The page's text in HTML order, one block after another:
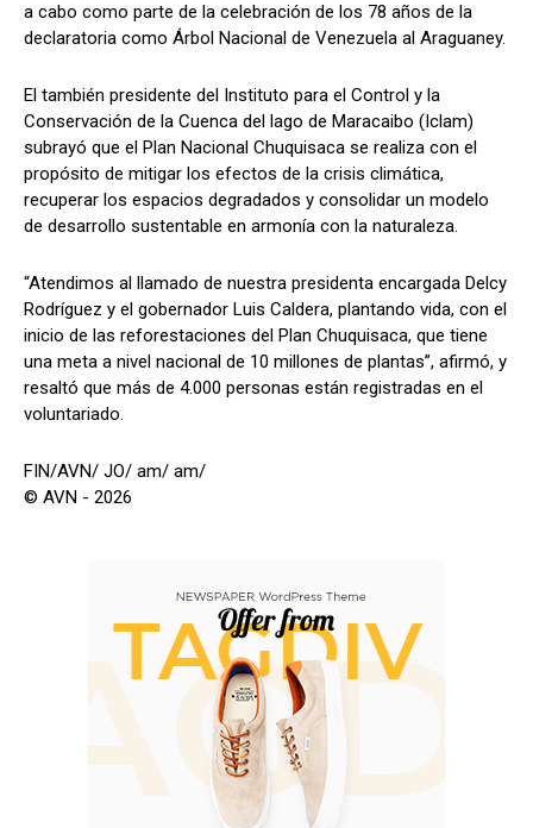
a cabo como parte de la celebración de los 78 años de la
declaratoria como Árbol Nacional de Venezuela al Araguaney.
El también presidente del Instituto para el Control y la
Conservación de la Cuenca del lago de Maracaibo (Iclam)
subrayó que el Plan Nacional Chuquisaca se realiza con el
propósito de mitigar los efectos de la crisis climática,
recuperar los espacios degradados y consolidar un modelo
de desarrollo sustentable en armonía con la naturaleza.
“Atendimos al llamado de nuestra presidenta encargada Delcy
Rodríguez y el gobernador Luis Caldera, plantando vida, con el
inicio de las reforestaciones del Plan Chuquisaca, que tiene
una meta a nivel nacional de 10 millones de plantas”, afirmó, y
resaltó que más de 4.000 personas están registradas en el
voluntariado.
FIN/AVN/ JO/ am/ am/
© AVN - 2026